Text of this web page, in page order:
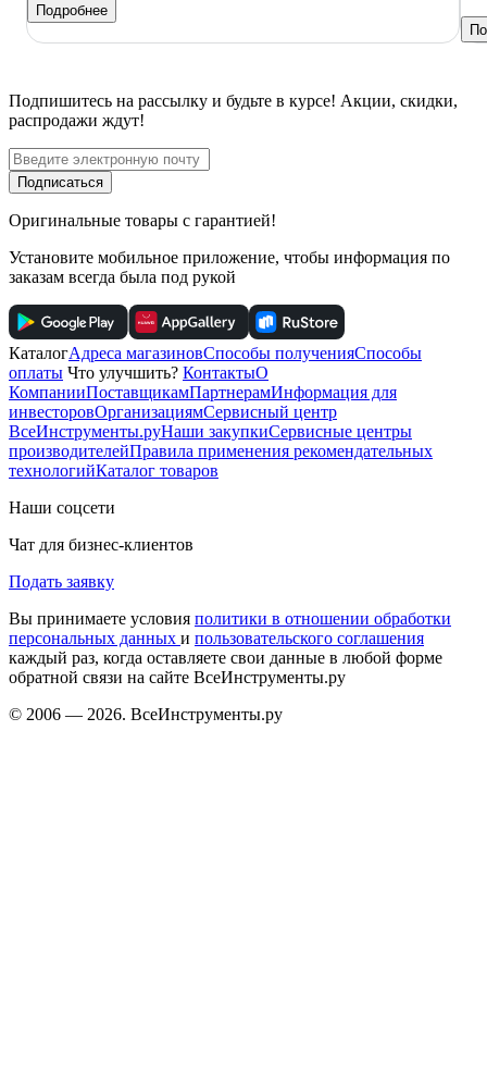
Подробнее
Подпишитесь на рассылку и будьте в курсе! Акции, скидки,
распродажи ждут!
Подписаться
Оригинальные товары с гарантией!
Установите мобильное приложение, чтобы информация по
заказам всегда была под рукой
КаталогАдреса магазиновСпособы полученияСпособы
оплаты Что улучшить? КонтактыО
КомпанииПоставщикамПартнерамИнформация для
инвесторовОрганизациямСервисный центр
ВсеИнструменты.руНаши закупкиСервисные центры
производителейПравила применения рекомендательных
технологийКаталог товаров
Наши соцсети
Чат для бизнес-клиентов
Подать заявку
Вы принимаете условия политики в отношении обработки
персональных данных и пользовательского соглашения
каждый раз, когда оставляете свои данные в любой форме
обратной связи на сайте ВсеИнструменты.ру
© 2006 — 2026. ВсеИнструменты.ру